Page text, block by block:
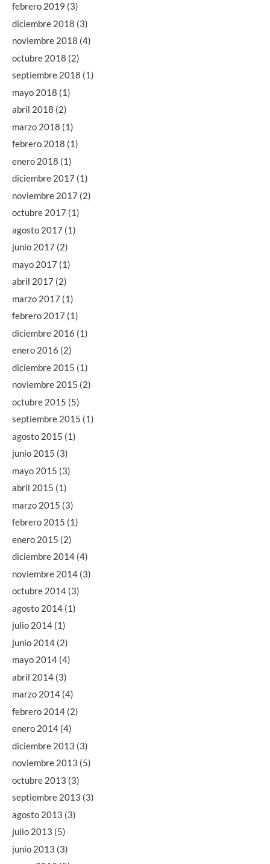
febrero 2019 (3)
diciembre 2018 (3)
noviembre 2018 (4)
octubre 2018 (2)
septiembre 2018 (1)
mayo 2018 (1)
abril 2018 (2)
marzo 2018 (1)
febrero 2018 (1)
enero 2018 (1)
diciembre 2017 (1)
noviembre 2017 (2)
octubre 2017 (1)
agosto 2017 (1)
junio 2017 (2)
mayo 2017 (1)
abril 2017 (2)
marzo 2017 (1)
febrero 2017 (1)
diciembre 2016 (1)
enero 2016 (2)
diciembre 2015 (1)
noviembre 2015 (2)
octubre 2015 (5)
septiembre 2015 (1)
agosto 2015 (1)
junio 2015 (3)
mayo 2015 (3)
abril 2015 (1)
marzo 2015 (3)
febrero 2015 (1)
enero 2015 (2)
diciembre 2014 (4)
noviembre 2014 (3)
octubre 2014 (3)
agosto 2014 (1)
julio 2014 (1)
junio 2014 (2)
mayo 2014 (4)
abril 2014 (3)
marzo 2014 (4)
febrero 2014 (2)
enero 2014 (4)
diciembre 2013 (3)
noviembre 2013 (5)
octubre 2013 (3)
septiembre 2013 (3)
agosto 2013 (3)
julio 2013 (5)
junio 2013 (3)